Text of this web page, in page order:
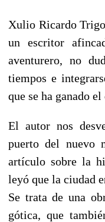
Xulio Ricardo
un escritor
aventurero, no
tiempos e
que se ha ganado
El autor nos
puerto del nuevo
artículo sobre la
leyó que la ciudad
Se trata de una
gótica, que